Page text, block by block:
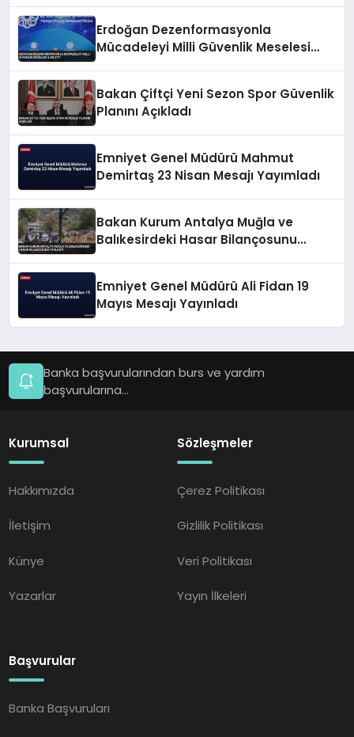
Erdoğan Dezenformasyonla
Mücadeleyi Milli Güvenlik Meselesi
Bakan Çiftçi Yeni Sezon Spor Güvenlik
Planını Açıkladı
Emniyet Genel Müdürü Mahmut
Demirtaş 23 Nisan Mesajı Yayımladı
Bakan Kurum Antalya Muğla ve
Balıkesirdeki Hasar Bilançosunu
Emniyet Genel Müdürü Ali Fidan 19
Mayıs Mesajı Yayınladı
Banka başvurularından burs ve yardım
başvurularına...
Kurumsal
Hakkımızda
İletişim
Künye
Yazarlar
Sözleşmeler
Çerez Politikası
Gizlilik Politikası
Veri Politikası
Yayın İlkeleri
Başvurular
Banka Başvuruları